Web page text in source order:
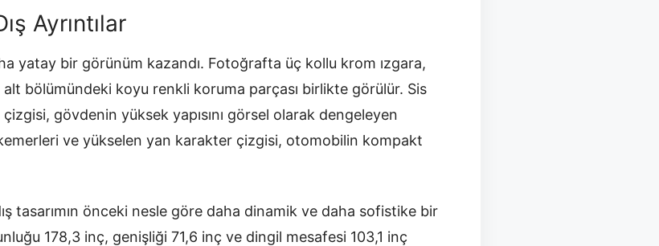
Ayrıntılar
yatay bir görünüm kazandı. Fotoğrafta üç kollu krom ızgara,
bölümündeki koyu renkli koruma parçası birlikte görülür. Sis
gövdenin yüksek yapısını görsel olarak dengeleyen
ve yükselen yan karakter çizgisi, otomobilin kompakt
tasarımın önceki nesle göre daha dinamik ve daha sofistike bir
178,3 inç, genişliği 71,6 inç ve dingil mesafesi 103,1 inç